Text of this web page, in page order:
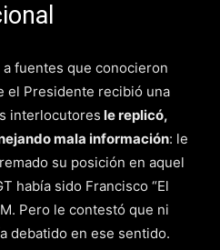
fuentes que conocieron
el Presidente recibió una
interlocutores le replicó,
mala información: le
su posición en aquel
había sido Francisco “El
Pero le contestó que ni
debatido en ese sentido.